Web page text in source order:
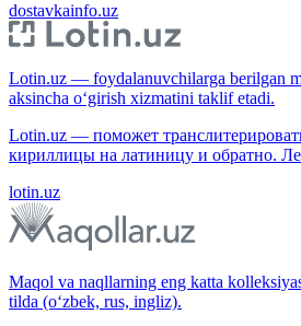
dostavkainfo.uz
Lotin.uz — foydalanuvchilarga berilgan
aksincha o‘girish xizmatini taklif etadi.
Lotin.uz — поможет
кириллицы на латиницу и обратно.
lotin.uz
Maqol va naqllarning eng katta
tilda (o‘zbek, rus, ingliz).